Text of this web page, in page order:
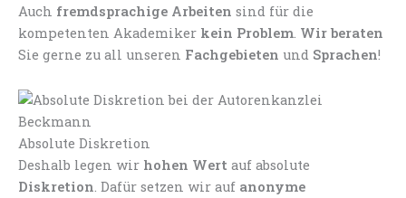
Auch fremdsprachige Arbeiten sind für die
kompetenten Akademiker kein Problem. Wir beraten
Sie gerne zu all unseren Fachgebieten und Sprachen!
Absolute Diskretion
Deshalb legen wir hohen Wert auf absolute
Diskretion . Dafür setzen wir auf anonyme